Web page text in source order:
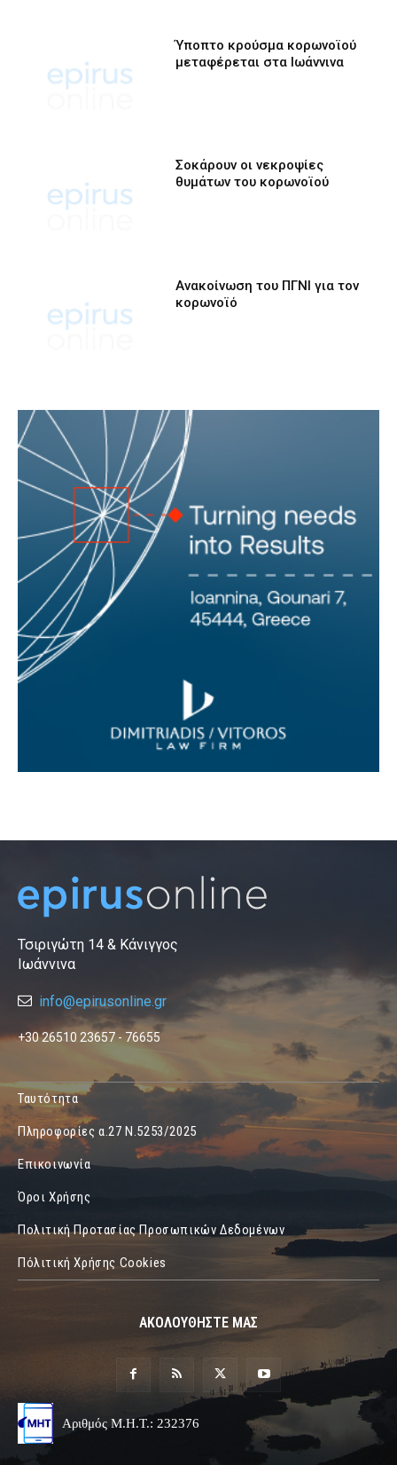
Ύποπτο κρούσμα κορωνοϊού
μεταφέρεται στα Ιωάννινα
Σοκάρουν οι νεκροψίες
θυμάτων του κορωνοϊού
Ανακοίνωση του ΠΓΝΙ για τον
κορωνοϊό
Τσιριγώτη 14 & Κάνιγγος
Ιωάννινα
info@epirusonline.gr
+30 26510 23657 - 76655
Ταυτότητα
Πληροφορίες α.27 Ν.5253/2025
Επικοινωνία
Όροι Χρήσης
Πολιτική Προτασίας Προσωπικών Δεδομένων
Πόλιτική Χρήσης Cookies
ΑΚΟΛΟΥΘΗΣΤΕ ΜΑΣ
Αριθμός Μ.Η.Τ.: 232376